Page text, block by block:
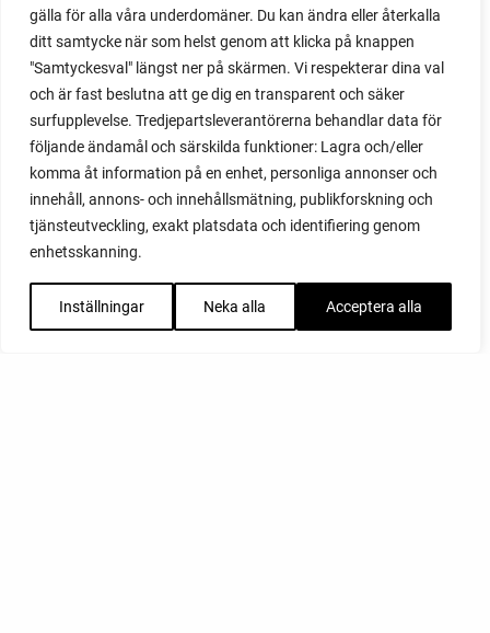
gälla för alla våra underdomäner. Du kan ändra eller återkalla
ditt samtycke när som helst genom att klicka på knappen
"Samtyckesval" längst ner på skärmen. Vi respekterar dina val
och är fast beslutna att ge dig en transparent och säker
surfupplevelse. Tredjepartsleverantörerna behandlar data för
följande ändamål och särskilda funktioner: Lagra och/eller
komma åt information på en enhet, personliga annonser och
innehåll, annons- och innehållsmätning, publikforskning och
tjänsteutveckling, exakt platsdata och identifiering genom
enhetsskanning.
Inställningar Neka alla Acceptera alla